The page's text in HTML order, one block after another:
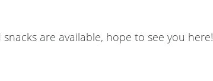
are available, hope to see you here!